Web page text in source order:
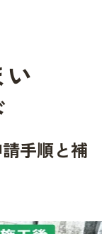
手順と補